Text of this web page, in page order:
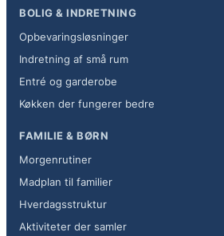
BOLIG & INDRETNING
Opbevaringsløsninger
Indretning af små rum
Entré og garderobe
Køkken der fungerer bedre
FAMILIE & BØRN
Morgenrutiner
Madplan til familier
Hverdagsstruktur
Aktiviteter der samler